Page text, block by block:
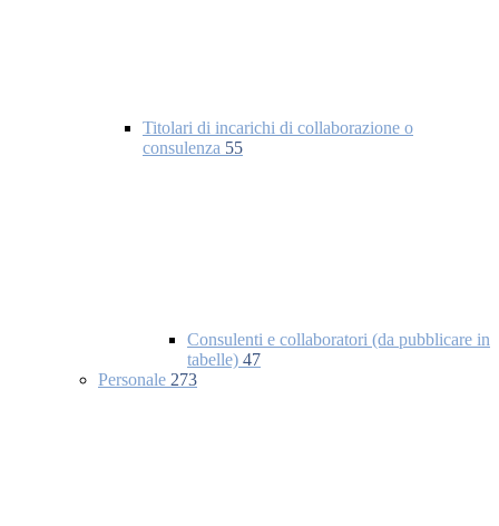
Titolari di incarichi di collaborazione o
consulenza 55
Consulenti e collaboratori (da pubblicare in
tabelle) 47
Personale 273